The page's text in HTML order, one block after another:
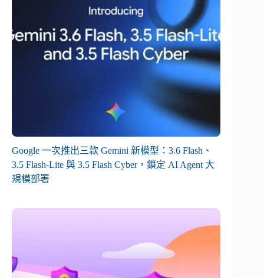
Google 一次推出三款 Gemini 新模型：3.6 Flash、
3.5 Flash-Lite 與 3.5 Flash Cyber，鎖定 AI Agent 大
規模部署